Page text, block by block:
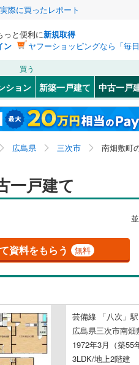
際に買ったレポート
っと便利に新規取得
ン
ヤフーショッピングなら「毎
買う
ション 新築一戸建て 中古一戸
広島県 三次市 南畑敷町
一戸建て
資料をもらう 無料
芸備線 「八次」
広島県三次市南畑
1972年3月（築55
3LDK/地上2階建
岩手 宮城
神奈川 埼玉
長野
兵庫
島根 岡山
香川 愛媛
佐賀 長崎
)
)
19)
)
市(37)
市(1)
熊野町(20)
北広島町(
神石高原町
)
町(2)
吉舎(1)
（JR西日本）(0)
)
線(0 )
横川線(0)
白島線(0)
、リノベーション
ーション・リフォーム
（
2台以上（1）
向け（0）
スルーム（納戸）（0）
検索条
この検索条件の新着物件通
保存
広島県、三次
検
マイペー